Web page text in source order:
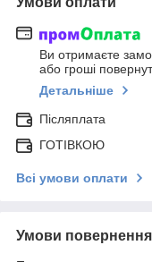
Ви отримаєте
або гроші
Детальніше
Післяплата
ГОТІВКОЮ
Всі умови оплати
Умови повернення